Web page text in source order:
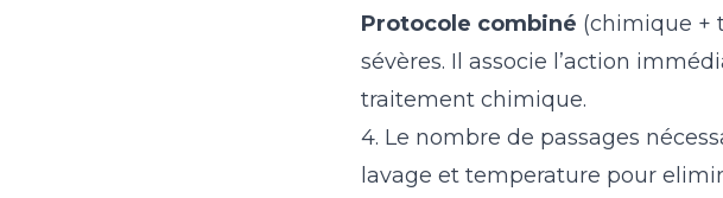
Protocole combiné (chimique +
sévères. Il associe l’action
traitement chimique.
4. Le nombre de passages
lavage et temperature pour